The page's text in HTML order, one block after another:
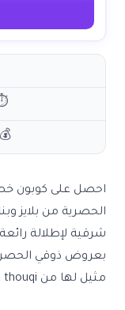
💰
الحصرية من بلايز
شرقية لإطلالة
بعروض ذوقي
مثيل لها من thouqi .